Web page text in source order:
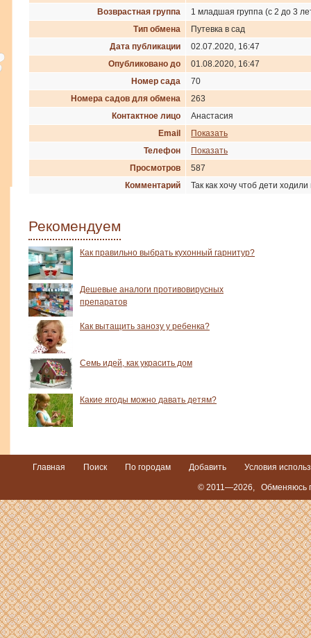
Возврастная группа
1 младшая группа (с 2 до 3
Тип обмена
Путевка в сад
Дата публикации
02.07.2020, 16:47
Опубликовано до
01.08.2020, 16:47
Номер сада
70
Номера садов для обмена
263
Контактное лицо
Анастасия
Email
Показать
Телефон
Показать
Просмотров
587
Комментарий
Так как хочу чтоб дети
Рекомендуем
Как правильно выбрать кухонный гарнитур?
Дешевые аналоги противовирусных
препаратов
Как вытащить занозу у ребенка?
Семь идей, как украсить дом
Какие ягоды можно давать детям?
Главная Поиск По городам Добавить Условия
© 2011—2026, Обменяюсь